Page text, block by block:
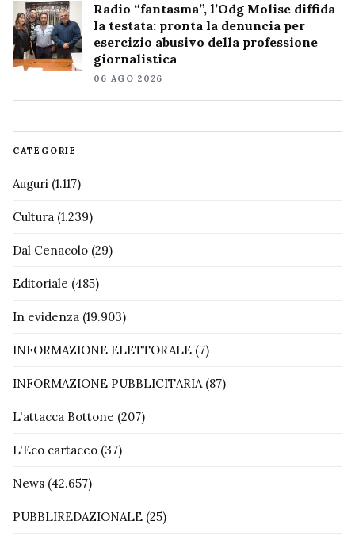
Radio “fantasma”, l’Odg Molise diffida
la testata: pronta la denuncia per
esercizio abusivo della professione
giornalistica
06 AGO 2026
CATEGORIE
Auguri (1.117)
Cultura (1.239)
Dal Cenacolo (29)
Editoriale (485)
In evidenza (19.903)
INFORMAZIONE ELETTORALE (7)
INFORMAZIONE PUBBLICITARIA(87)
L'attacca Bottone (207)
L'Eco cartaceo (37)
News (42.657)
PUBBLIREDAZIONALE (25)